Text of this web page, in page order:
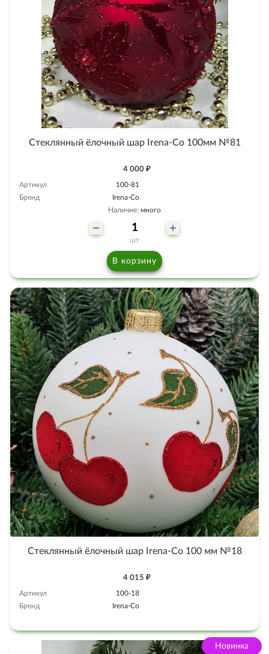
Стеклянный ёлочный шар Irena-Co 100мм №81
4 000 ₽
Артикул
100-81
Бренд
Irena-Co
Наличие: много
шт
В корзину
Стеклянный ёлочный шар Irena-Co 100 мм №18
4 015 ₽
Артикул
100-18
Бренд
Irena-Co
Новинка